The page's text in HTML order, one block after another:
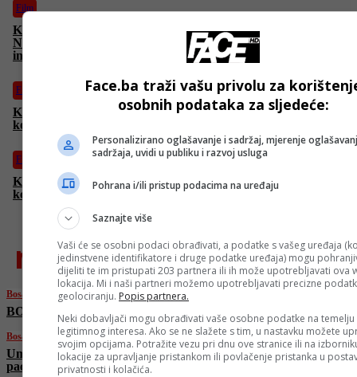
Film
Koliko su naši “zaštićeni” podaci zapravo zaštićeni?
Nevjerovatno napeta i intenzivna akcija o opasnostima
interneta
Film
Kraljica romantičnih komedija Reese Witherspoon u “Ponovo
kod kuće”
Film
Koliko daleko je jedan čovjek spreman da ode da osveti ubistvo
kćerke? “Vendetta” samo na programu Face TV
najnovije
Bosanski vjestnik
BOSANSKI VJESTNIK – 20. 6. 2025.
Bosanski vjestnik
Umjetna inteligencija u medicini: Sigurnost
pacijenata i etički principi na prvom mjestu!
Face.ba traži vašu privolu za
osobnih podataka za sljedeće:
Personalizirano oglašavanje i sadržaj, mjerenje
sadržaja, uvidi u publiku i razvoj usluga
Pohrana i/ili pristup podacima na uređaju
Saznajte više
Vaši će se osobni podaci obrađivati, a podatke s vašeg uređaja
jedinstvene identifikatore i druge podatke uređaja) mogu
dijeliti te im pristupati 203 partnera ili ih može upotrebljavati ova
lokacija. Mi i naši partneri možemo upotrebljavati precizne
geolociranju. Popis partnera.
Neki dobavljači mogu obrađivati vaše osobne podatke na temelju
legitimnog interesa. Ako se ne slažete s tim, u nastavku možete
svojim opcijama. Potražite vezu pri dnu ove stranice ili na
lokacije za upravljanje pristankom ili povlačenje pristanka u
privatnosti i kolačića.